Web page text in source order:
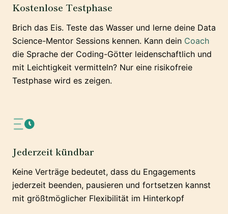
Kostenlose Testphase
Brich das Eis. Teste das Wasser und lerne deine Data
Science-Mentor Sessions kennen. Kann dein Coach
die Sprache der Coding-Götter leidenschaftlich und
mit Leichtigkeit vermitteln? Nur eine risikofreie
Testphase wird es zeigen.
Jederzeit kündbar
Keine Verträge bedeutet, dass du Engagements
jederzeit beenden, pausieren und fortsetzen kannst
mit größtmöglicher Flexibilität im Hinterkopf